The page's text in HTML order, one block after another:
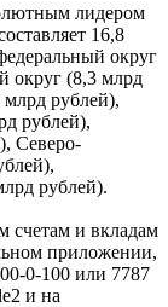
лидером
16,8
округ
округ (8,3 млрд
рублей),
рублей),
Северо-
рублей).
и вкладам
приложении,
0-100 или 7787
и на